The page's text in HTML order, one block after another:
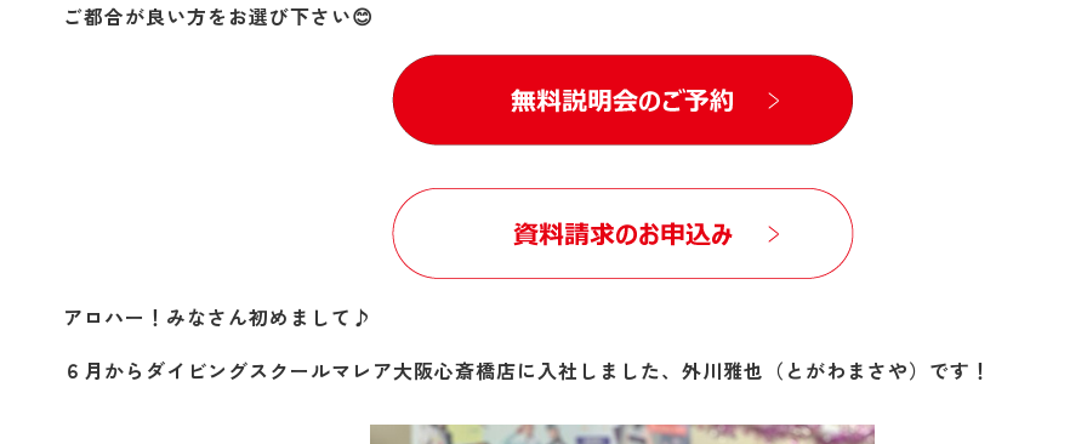
ご都合が良い方をお選び下さい😊
アロハー！みなさん初めまして♪
６月からダイビングスクールマレア大阪心斎橋店に入社しました、外川雅也（とがわまさや）です！